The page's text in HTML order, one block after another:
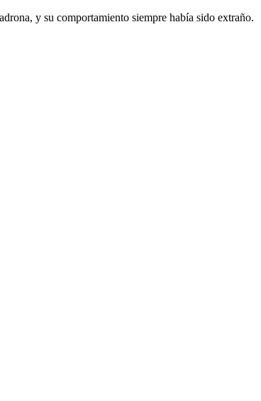
y su comportamiento siempre había sido extraño.